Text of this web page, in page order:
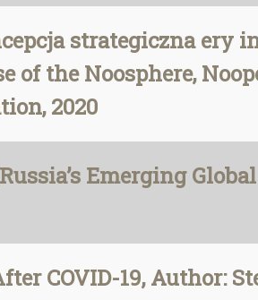
strategiczna ery
of the Noosphere,
2020
Emerging
COVID-19, Author: